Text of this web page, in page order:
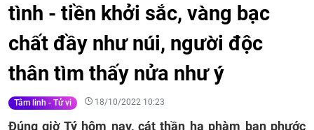
tình - tiền khởi sắc, vàng bạc
chất đầy như núi, người độc
thân tìm thấy nửa như ý
Tâm linh - Tử vi 18/10/2022 10:23
Đúng giờ Tý hôm nay, cát thần hạ phàm ban phước